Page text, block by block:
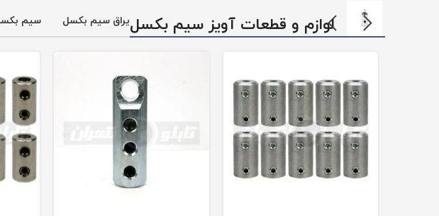
لوازم و قطعات آویز سیم بکسلیراق سیم بکسل سیم